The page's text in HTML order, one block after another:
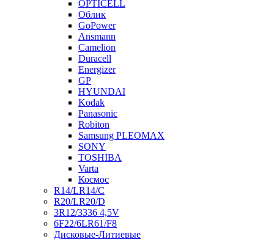
OPTICELL
Облик
GoPower
Ansmann
Camelion
Duracell
Energizer
GP
HYUNDAI
Kodak
Panasonic
Robiton
Samsung PLEOMAX
SONY
TOSHIBA
Varta
Космос
R14/LR14/C
R20/LR20/D
3R12/3336 4,5V
6F22/6LR61/F8
Дисковые-Литиевые